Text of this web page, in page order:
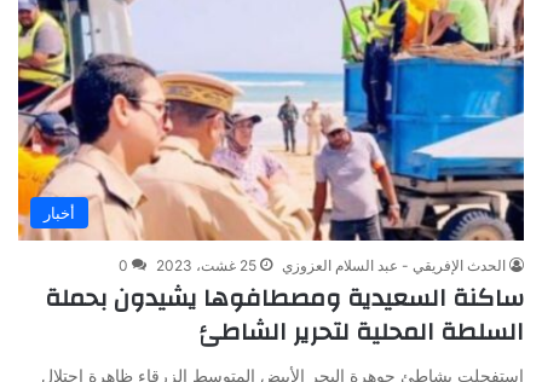
أخبار
الحدث الإفريقي - عبد السلام العزوزي 25 غشت، 2023 0
ساكنة السعيدية ومصطافوها يشيدون بحملة
السلطة المحلية لتحرير الشاطئ
استفحلت بشاطئ جوهرة البحر الأبيض المتوسط الزرقاء ظاهرة احتلال